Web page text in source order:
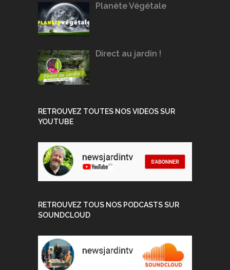
Planète Végétale
Direct au jardin !
RETROUVEZ TOUTES NOS VIDEOS SUR
YOUTUBE
RETROUVEZ TOUS NOS PODCASTS SUR
SOUNDCLOUD